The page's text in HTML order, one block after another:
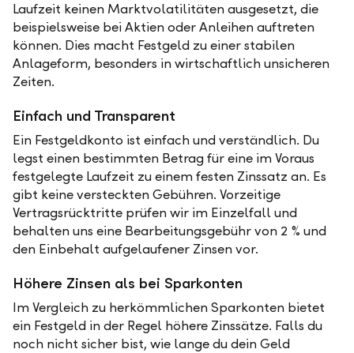
Laufzeit keinen Marktvolatilitäten ausgesetzt, die
beispielsweise bei Aktien oder Anleihen auftreten
können. Dies macht Festgeld zu einer stabilen
Anlageform, besonders in wirtschaftlich unsicheren
Zeiten.
Einfach und Transparent
Ein Festgeldkonto ist einfach und verständlich. Du
legst einen bestimmten Betrag für eine im Voraus
festgelegte Laufzeit zu einem festen Zinssatz an. Es
gibt keine versteckten Gebühren. Vorzeitige
Vertragsrücktritte prüfen wir im Einzelfall und
behalten uns eine Bearbeitungsgebühr von 2 % und
den Einbehalt aufgelaufener Zinsen vor.
Höhere Zinsen als bei Sparkonten
Im Vergleich zu herkömmlichen Sparkonten bietet
ein Festgeld in der Regel höhere Zinssätze. Falls du
noch nicht sicher bist, wie lange du dein Geld